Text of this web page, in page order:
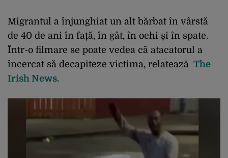
Migrantul a înjunghiat un alt bărbat în vârstă
de 40 de ani în față, în gât, în ochi și în spate.
Într-o filmare se poate vedea că atacatorul a
încercat să decapiteze victima, relatează The
Irish News.